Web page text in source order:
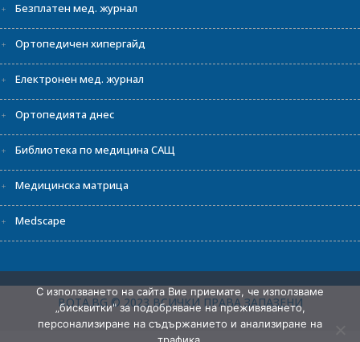
Безплатен мед. журнал
Ортопедичен хипергайд
Електронен мед. журнал
Ортопедията днес
Библиотека по медицина САЩ
Медицинска матрица
Medscape
BOTA.BG © 2023 ВСИЧКИ ПРАВА ЗАПАЗЕНИ
С използването на сайта Вие приемате, че използваме
„бисквитки" за подобряване на преживяването,
персонализиране на съдържанието и анализиране на